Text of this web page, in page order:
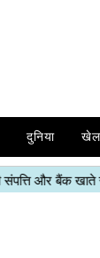
दुनिया खेल